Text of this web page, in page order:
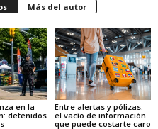
Más del autor
en la
detenidos
Entre alertas y pólizas:
el vacío de información
que puede costarte caro